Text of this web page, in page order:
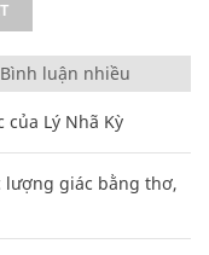
Bình luận nhiều
Lý Nhã Kỳ
lượng giác bằng thơ,